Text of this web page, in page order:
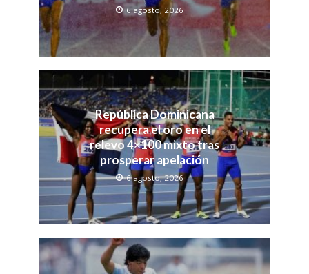
6 agosto, 2026
República Dominicana
recupera el oro en el
relevo 4×100 mixto tras
prosperar apelación
6 agosto, 2026